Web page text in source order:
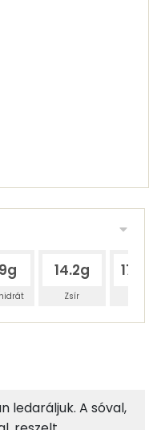
14.2g
Zsír
6%
100
grammban
ledaráljuk. A sóval,